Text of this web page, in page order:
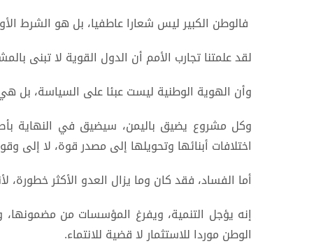
فالوطن الكبير ليس شعارا عاطفيا، بل هو الشرط
لقد علمتنا تجارب الأمم أن الدول القوية لا تبنى
وأن الهوية الوطنية ليست عبئا على السياسة، بل
وكل مشروع يضيق باليمن، سيضيق في النهاية
اختلافات أبنائها وتحويلها إلى مصدر قوة، لا إلى
أما الفساد، فقد كان وما يزال العدو الأكثر خطورة،
إنه يؤجل التنمية، ويفرغ المؤسسات من
الوطن موردا للاستثمار لا قضية للانتماء.